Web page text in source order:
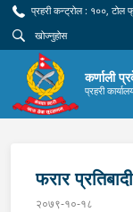
प्रहरी कन्ट्रोल : १००,
कर्णाली
प्रहरी
फरार
२०७९-१०-१८